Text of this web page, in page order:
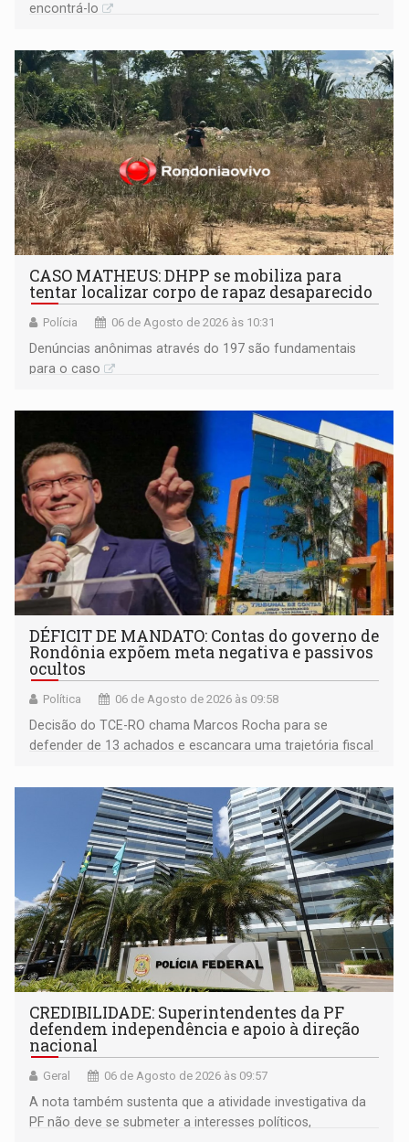
encontrá-lo
CASO MATHEUS: DHPP se mobiliza para
tentar localizar corpo de rapaz desaparecido
Polícia 06 de Agosto de 2026 às 10:31
Denúncias anônimas através do 197 são fundamentais
para o caso
DÉFICIT DE MANDATO: Contas do governo de
Rondônia expõem meta negativa e passivos
ocultos
Política 06 de Agosto de 2026 às 09:58
Decisão do TCE-RO chama Marcos Rocha para se
defender de 13 achados e escancara uma trajetória fiscal
mandato
CREDIBILIDADE: Superintendentes da PF
defendem independência e apoio à direção
nacional
Geral 06 de Agosto de 2026 às 09:57
A nota também sustenta que a atividade investigativa da
PF não deve se submeter a interesses políticos,